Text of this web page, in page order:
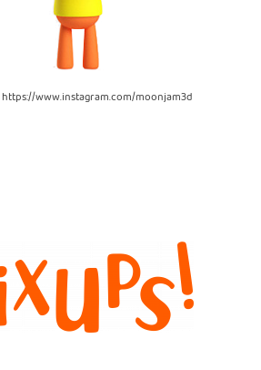
https://www.instagram.com/moonjam3d